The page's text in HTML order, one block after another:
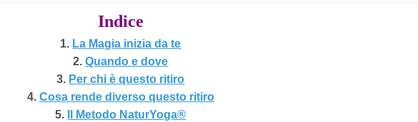
Indice
1. La Magia inizia da te
2.Quando e dove
3. Per chi è questo ritiro
4. Cosa rende diverso questo ritiro
5.
Il Metodo NaturYoga®